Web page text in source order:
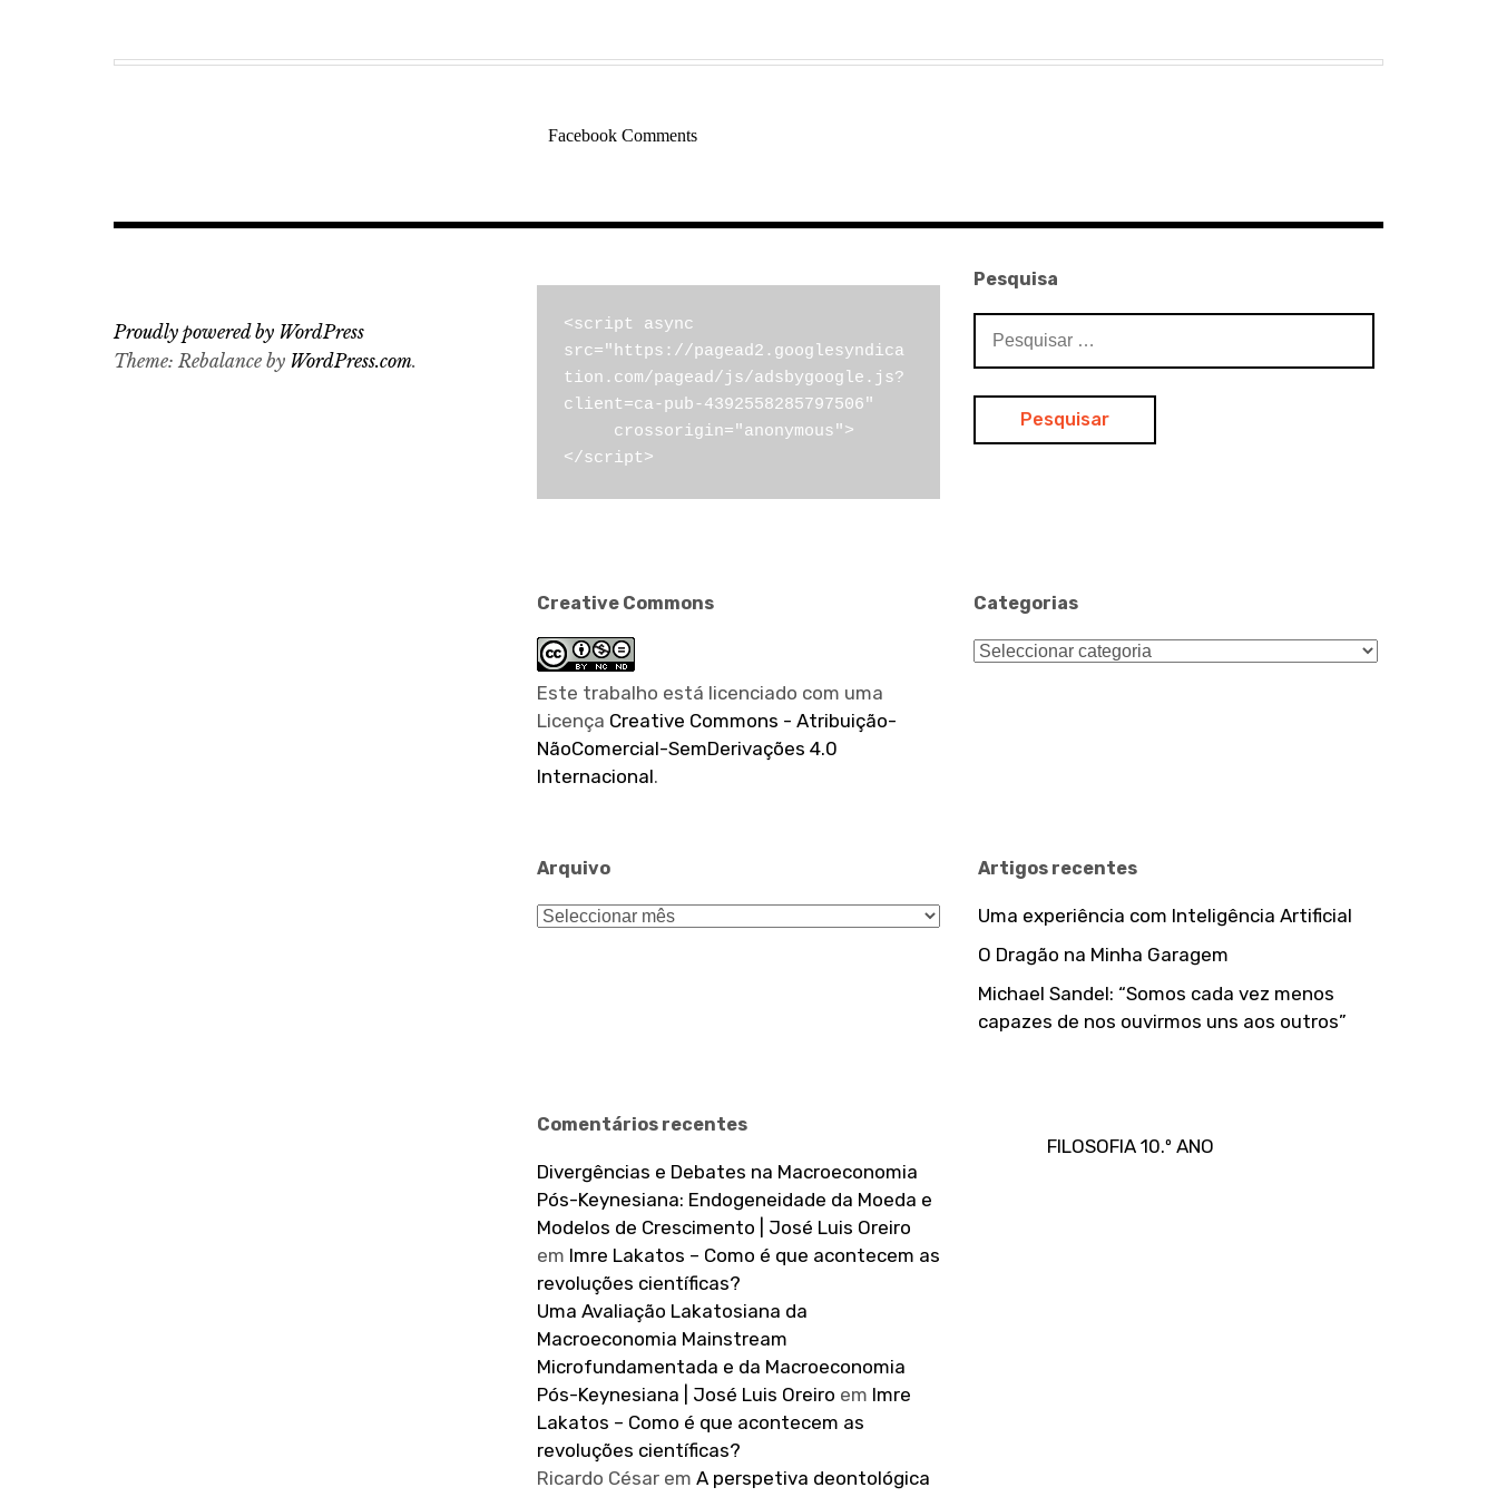
Facebook Comments
<script async
src="https://pagead2.googlesyndica
tion.com/pagead/js/adsbygoogle.js?
client=ca-pub-4392558285797506"
</script>
Pesquisa
por:
Creative Commons
Este trabalho está licenciado com uma
Licença Creative Commons - Atribuição-
NãoComercial-SemDerivações 4.0
Internacional.
Categorias
Categorias
Arquivo
Arquivo
Artigos recentes
Uma experiência com Inteligência Artificial
O Dragão na Minha Garagem
Michael Sandel: “Somos cada vez menos
capazes de nos ouvirmos uns aos outros”
Comentários recentes
Divergências e Debates na Macroeconomia
Pós-Keynesiana: Endogeneidade da Moeda e
Modelos de Crescimento | José Luis Oreiro
em Imre Lakatos – Como é que acontecem as
revoluções científicas?
Uma Avaliação Lakatosiana da
Macroeconomia Mainstream
Microfundamentada e da Macroeconomia
Pós-Keynesiana | José Luis Oreiro em Imre
Lakatos – Como é que acontecem as
revoluções científicas?
Ricardo César emA perspetiva deontológica
FILOSOFIA 10.º ANO
Proudly powered by WordPress
Theme: Rebalance by WordPress.com.